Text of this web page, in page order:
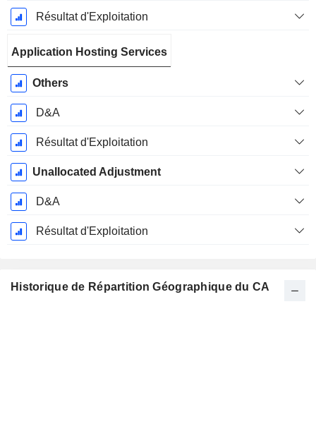
Résultat d'Exploitation
Application Hosting Services
Others
D&A
Résultat d'Exploitation
Unallocated Adjustment
D&A
Résultat d'Exploitation
Historique de Répartition Géographique du CA